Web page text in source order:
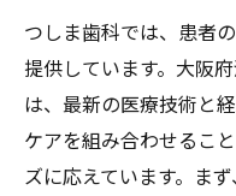
つしま歯科では、患者
提供しています。大阪
は、最新の医療技術と
ケアを組み合わせるこ
ズに応えています。ま